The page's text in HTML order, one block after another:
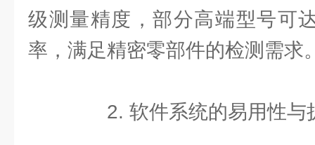
级测量精度，部分高端型号可
率，满足精密零部件的检测需求
2. 软件系统的易用性与